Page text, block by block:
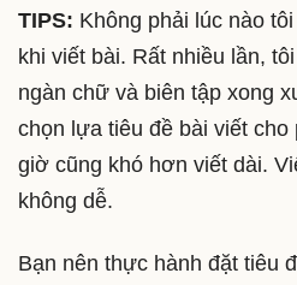
TIPS: Không phải lúc nào
khi viết bài. Rất nhiều lần,
ngàn chữ và biên tập xong
chọn lựa tiêu đề bài viết
giờ cũng khó hơn viết dài.
không dễ.
Bạn nên thực hành đặt tiêu